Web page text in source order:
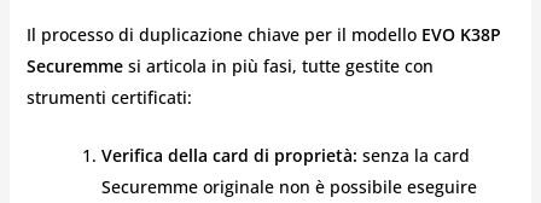
Il processo di duplicazione chiave per il modello EVO K38P
Securemmesi articola in più fasi, tutte gestite con
strumenti certificati:
Verifica della card di proprietà: senza la card
Securemme originale non è possibile eseguire